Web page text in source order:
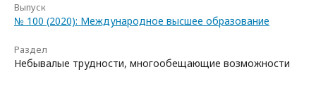
Выпуск
№ 100 (2020): Международное высшее образование
Раздел
Небывалые трудности, многообещающие возможности